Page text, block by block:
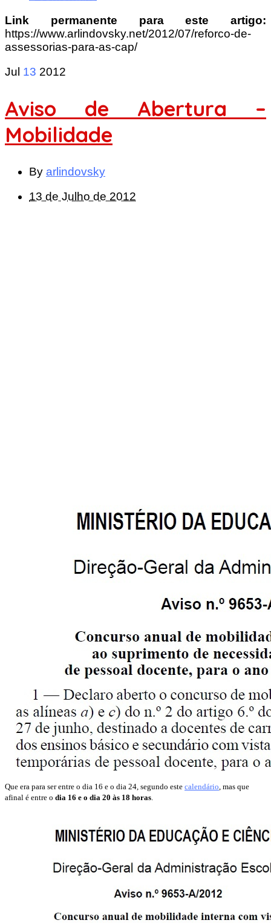
Link permanente para este artigo:
https://www.arlindovsky.net/2012/07/reforco-de-
assessorias-para-as-cap/
Jul 13 2012
Aviso de Abertura –
Mobilidade
By arlindovsky
13 de Julho de 2012
Que era para ser entre o dia 16 e o dia 24, segundo este calendário , mas que
afinal é entre o dia 16 e o dia 20 às 18 horas